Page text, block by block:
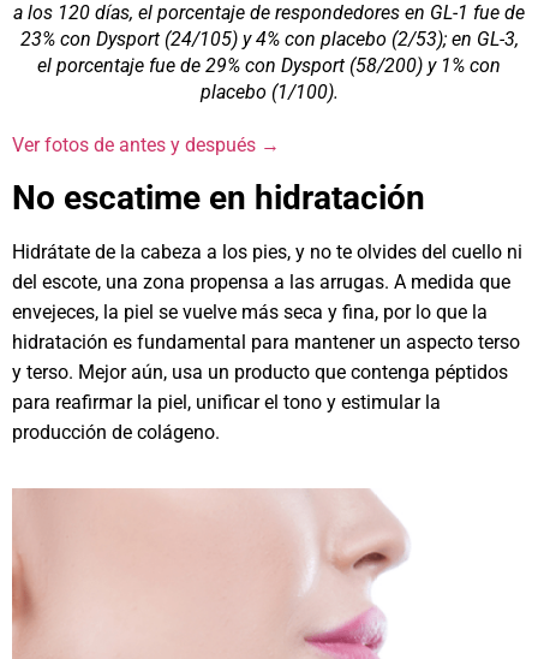
a los 120 días, el porcentaje de respondedores en GL-1 fue de
23% con Dysport (24/105) y 4% con placebo (2/53); en GL-3,
el porcentaje fue de 29% con Dysport (58/200) y 1% con
placebo (1/100).
Ver fotos de antes y después →
No escatime en hidratación
Hidrátate de la cabeza a los pies, y no te olvides del cuello ni
del escote, una zona propensa a las arrugas. A medida que
envejeces, la piel se vuelve más seca y fina, por lo que la
hidratación es fundamental para mantener un aspecto terso
y terso. Mejor aún, usa un producto que contenga péptidos
para reafirmar la piel, unificar el tono y estimular la
producción de colágeno.